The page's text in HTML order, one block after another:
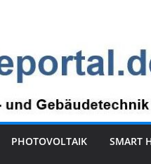
PHOTOVOLTAIK SMART